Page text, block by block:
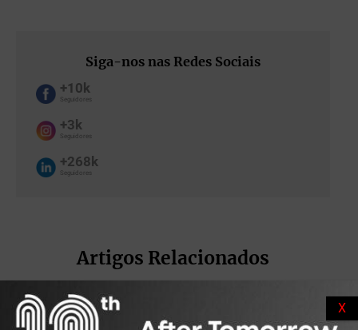
Siga-nos nas Redes Sociais
+10k
Seguidores
+3k
Seguidores
+268k
Seguidores
Artigos Relacionados
X